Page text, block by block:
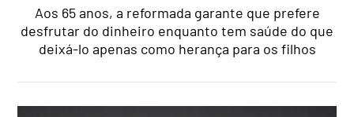
Aos 65 anos, a reformada garante que prefere
desfrutar do dinheiro enquanto tem saúde do que
deixá-lo apenas como herança para os filhos